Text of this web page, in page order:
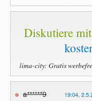
Diskutiere
lima-city: Gratis
a******9 19:04,